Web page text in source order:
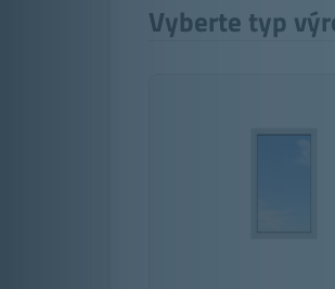
Vyberte typ